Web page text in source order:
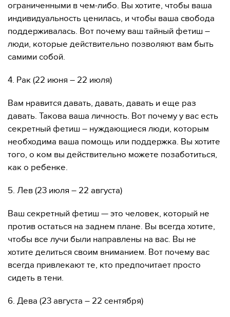
ограниченными в чем-либо. Вы хотите, чтобы ваша
индивидуальность ценилась, и чтобы ваша свобода
поддерживалась. Вот почему ваш тайный фетиш –
люди, которые действительно позволяют вам быть
самими собой.
4. Рак (22 июня – 22 июля)
Вам нравится давать, давать, давать и еще раз
давать. Такова ваша личность. Вот почему у вас есть
секретный фетиш – нуждающиеся люди, которым
необходима ваша помощь или поддержка. Вы хотите
того, о ком вы действительно можете позаботиться,
как о ребенке.
5. Лев (23 июля – 22 августа)
Ваш секретный фетиш — это человек, который не
против остаться на заднем плане. Вы всегда хотите,
чтобы все лучи были направлены на вас. Вы не
хотите делиться своим вниманием. Вот почему вас
всегда привлекают те, кто предпочитает просто
сидеть в тени.
6. Дева (23 августа – 22 сентября)